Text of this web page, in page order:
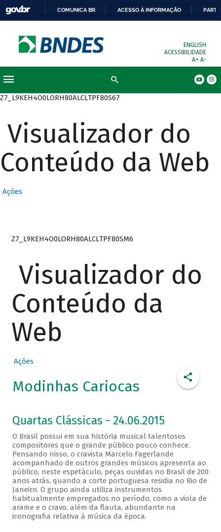
COMUNICA BR ACESSO À INFORMAÇÃO
ENGLISH
ACESSIBILIDADE
A+ A-
Z7_L9KEH4O0LORH80ALCLTPF80S67
Visualizador do
Conteúdo da Web
Ações
Z7_L9KEH4O0LORH80ALCLTPF80SM6
Visualizador do
Conteúdo da
Web
Ações
Modinhas Cariocas
Quartas Clássicas - 24.06.2015
O Brasil possui em sua história musical talentosos
compositores que o grande público pouco conhece.
Pensando nisso, o cravista Marcelo Fagerlande
acompanhado de outros grandes músicos apresenta ao
público, neste espetáculo, peças ouvidas no Brasil de 200
anos atrás, quando a corte portuguesa residia no Rio de
Janeiro. O grupo ainda utiliza instrumentos
habitualmente empregados no período, como a viola de
arame e o cravo, além da flauta, abundante na
iconografia relativa à música da época.